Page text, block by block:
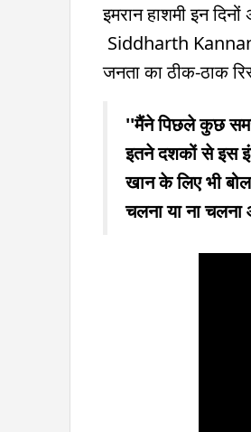
इमरान हाशमी इन
Siddharth
जनता का ठीक-ठाक
''मैंने पिछले कुछ
इतने दशकों से इस
खान के लिए भी
चलना या ना